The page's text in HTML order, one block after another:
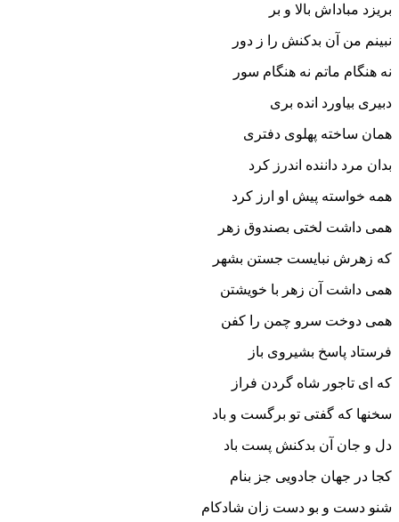
بریزد مباداش بالا و بر
نبینم من آن بدکنش را ز دور
نه هنگام ماتم نه هنگام سور
دبیرى بیاورد انده برى
همان ساخته پهلوى دفترى‏
بدان مرد داننده اندرز کرد
همه خواسته پیش او ارز کرد
همى داشت لختى بصندوق زهر
که زهرش نبایست جستن بشهر
همى داشت آن زهر با خویشتن
همى دوخت سرو چمن را کفن‏
فرستاد پاسخ بشیروى باز
که اى تاجور شاه گردن فراز
سخنها که گفتى تو برگست و باد
دل و جان آن بدکنش پست باد
کجا در جهان جادویى جز بنام
شنو دست و بو دست زان شادکام‏